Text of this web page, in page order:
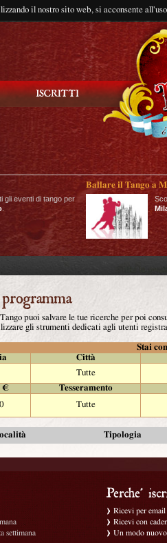
il nostro sito web, si acconsente
gli eventi di tango per
Ballare il Tango a
puoi salvare le tue ricerche per poi
gli strumenti dedicati agli utenti
Stai
Città
Tutte
€
Tesseramento
Tutte
Tipologia
settimana
Ricevi per
Ricevi con
Un modo